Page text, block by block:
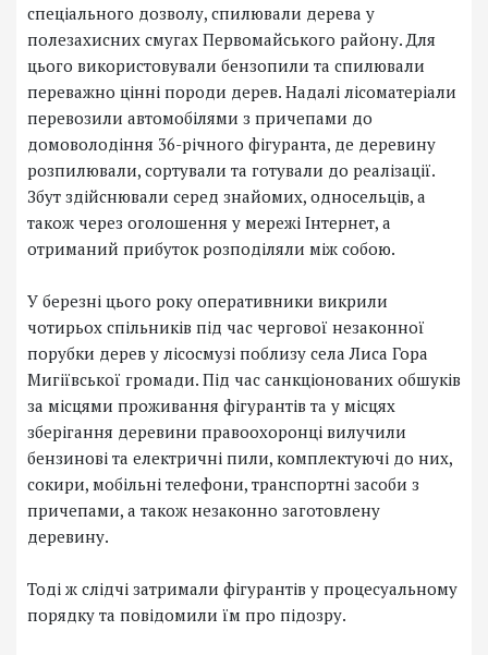
спеціального дозволу, спилювали дерева у
полезахисних смугах Первомайського району. Для
цього використовували бензопили та спилювали
переважно цінні породи дерев. Надалі лісоматеріали
перевозили автомобілями з причепами до
домоволодіння 36-річного фігуранта, де деревину
розпилювали, сортували та готували до реалізації.
Збут здійснювали серед знайомих, односельців, а
також через оголошення у мережі Інтернет, а
отриманий прибуток розподіляли між собою.
У березні цього року оперативники викрили
чотирьох спільників під час чергової незаконної
порубки дерев у лісосмузі поблизу села Лиса Гора
Мигіївської громади. Під час санкціонованих обшуків
за місцями проживання фігурантів та у місцях
зберігання деревини правоохоронці вилучили
бензинові та електричні пили, комплектуючі до них,
сокири, мобільні телефони, транспортні засоби з
причепами, а також незаконно заготовлену
деревину.
Тоді ж слідчі затримали фігурантів у процесуальному
порядку та повідомили їм про підозру.